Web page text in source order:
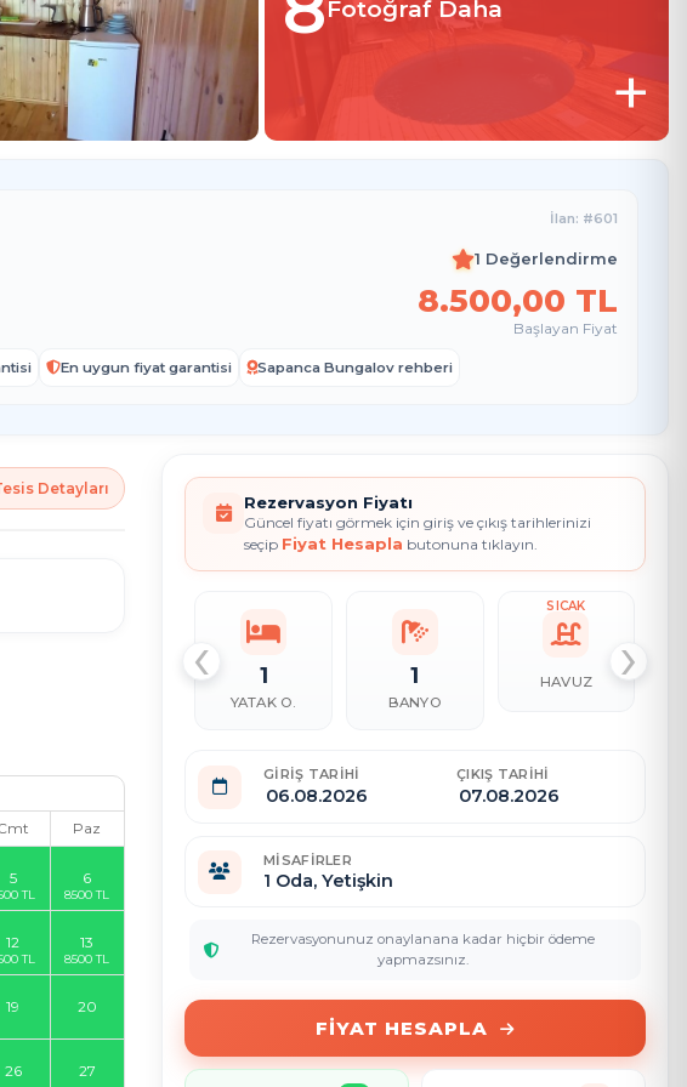
+
Fotoğraf Daha
İlan: #601
1 Değerlendirme
8.500,00 TL
Başlayan Fiyat
En uygun fiyat garantisi Sapanca Bungalov rehberi
Detayları
Paz
5 6
12 13
19 20
26 27
Rezervasyon Fiyatı
Güncel fiyatı görmek için giriş ve çıkış tarihlerinizi
seçip Fiyat Hesapla butonuna tıklayın.
1
YATAK O.
1
BANYO
SICAK
HAVUZ
‹ ›
GIRIŞ TARIHI ÇIKIŞ TARIHI
MISAFIRLER
1 Oda, Yetişkin
Rezervasyonunuz onaylanana kadar hiçbir ödeme
yapmazsınız.
FIYAT HESAPLA